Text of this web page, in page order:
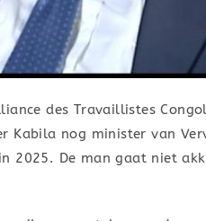
des Travaillistes
Kabila nog minister van
2025. De man gaat niet